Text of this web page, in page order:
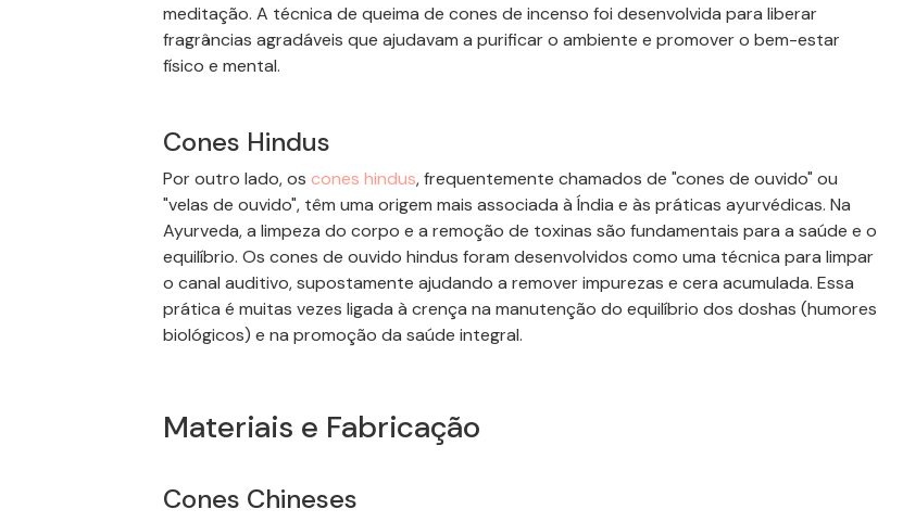
meditação. A técnica de queima de cones de incenso foi desenvolvida para liberar
fragrâncias agradáveis que ajudavam a purificar o ambiente e promover o bem-estar
físico e mental.
Cones Hindus
Por outro lado, os cones hindus, frequentemente chamados de "cones de ouvido" ou
"velas de ouvido", têm uma origem mais associada à Índia e às práticas ayurvédicas. Na
Ayurveda, a limpeza do corpo e a remoção de toxinas são fundamentais para a saúde e o
equilíbrio. Os cones de ouvido hindus foram desenvolvidos como uma técnica para limpar
o canal auditivo, supostamente ajudando a remover impurezas e cera acumulada. Essa
prática é muitas vezes ligada à crença na manutenção do equilíbrio dos doshas (humores
biológicos) e na promoção da saúde integral.
Materiais e Fabricação
Cones Chineses